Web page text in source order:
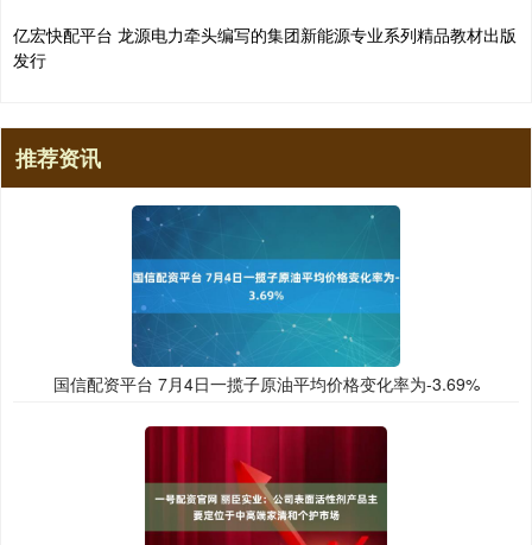
亿宏快配平台 龙源电力牵头编写的集团新能源专业系列精品教材出版
发行
推荐资讯
国信配资平台 7月4日一揽子原油平均价格变化率为-3.69%